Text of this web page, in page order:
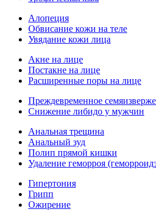
Алопеция
Обвисание кожи на теле
Увядание кожи лица
Акне на лице
Постакне на лице
Расширенные поры на лице
Преждевременное
Снижение либидо у мужчин
Анальная трещина
Анальный зуд
Полип прямой кишки
Удаление геморроя
Гипертония
Грипп
Ожирение